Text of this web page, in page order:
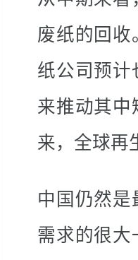
废纸的回收
纸公司预计
来推动其中
来，全球再
中国仍然
需求的很大